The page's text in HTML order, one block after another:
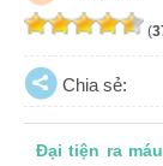
(
Chia sẻ:
Đại tiện ra máu